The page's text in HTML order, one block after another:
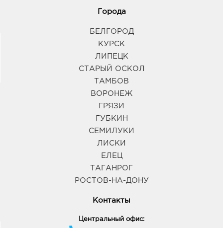
Города
БЕЛГОРОД
КУРСК
ЛИПЕЦК
СТАРЫЙ ОСКОЛ
ТАМБОВ
ВОРОНЕЖ
ГРЯЗИ
ГУБКИН
СЕМИЛУКИ
ЛИСКИ
ЕЛЕЦ
ТАГАНРОГ
РОСТОВ-НА-ДОНУ
Контакты
Центральный офис: